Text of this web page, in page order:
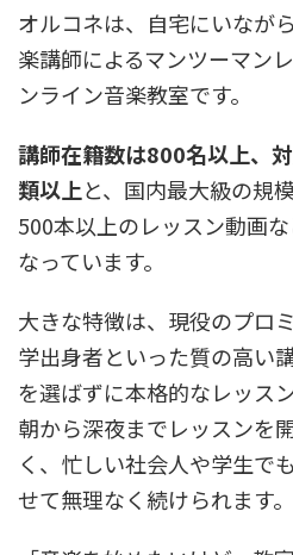
オルコネは、自宅にいなが
楽講師によるマンツーマン
ンライン音楽教室です。
講師在籍数は800名以上、
類以上と、国内最大級の規
500本以上のレッスン動画
なっています。
大きな特徴は、現役のプロ
学出身者といった質の高い
を選ばずに本格的なレッス
朝から深夜までレッスンを
く、忙しい社会人や学生で
せて無理なく続けられます。